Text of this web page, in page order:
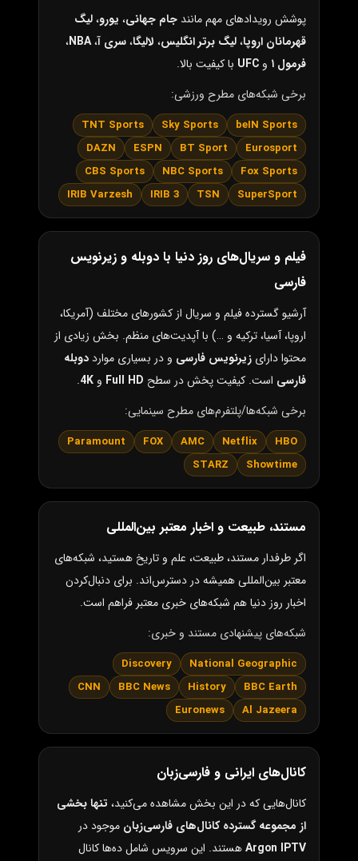
پوشش رویدادهای مهم مانند جام جهانی، یورو،لیگ
قهرمانان اروپا،لیگ برتر انگلیس، لالیگا،سری آ،NBA،
فرمول ۱
و UFC با کیفیت بالا.
برخی شبکه‌های مطرح ورزشی:
beIN Sports
Sky Sports
TNT Sports
Eurosport
BT Sport
ESPN
DAZN
Fox Sports
NBC Sports
CBS Sports
SuperSport
TSN
IRIB 3
IRIB Varzesh
فیلم و سریال‌های روز دنیا با دوبله و زیرنویس
فارسی
آرشیو گسترده فیلم و سریال از کشورهای مختلف (آمریکا،
اروپا، آسیا، ترکیه و …) با آپدیت‌های منظم. بخش زیادی از
محتوا دارای زیرنویس فارسی و در بسیاری موارددوبله
فارسی است. کیفیت پخش در سطح Full HD و 4K
.
برخی شبکه‌ها/پلتفرم‌های مطرح سینمایی:
HBO
Netflix
AMC
FOX
Paramount
Showtime
STARZ
مستند، طبیعت و اخبار معتبر بین‌المللی
اگر طرفدار مستند، طبیعت، علم و تاریخ هستید، شبکه‌های
معتبر بین‌المللی همیشه در دسترس‌اند. برای دنبال‌کردن
اخبار روز دنیا هم شبکه‌های خبری معتبر فراهم است.
شبکه‌های پیشنهادی مستند و خبری:
National Geographic
Discovery
BBC Earth
History
BBC News
CNN
Al Jazeera
Euronews
کانال‌های ایرانی و فارسی‌زبان
کانال‌هایی که در این بخش مشاهده می‌کنید، تنها بخشی
از مجموعه گسترده کانال‌های فارسی‌زبان موجود در
Argon IPTVهستند. این سرویس شامل ده‌ها کانال